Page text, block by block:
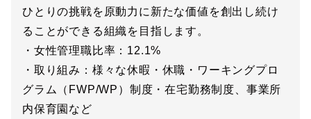
ひとりの挑戦を原動力に新たな価値を創出し続け
ることができる組織を目指します。
・女性管理職比率：12.1%
・取り組み：様々な休暇・休職・ワーキングプロ
グラム（FWP/WP）制度・在宅勤務制度、事業所
内保育園など